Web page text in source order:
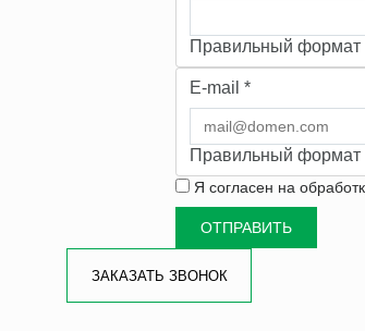
Правильный формат
E-mail *
Правильный формат
Я согласен на
ЗАКАЗАТЬ ЗВОНОК